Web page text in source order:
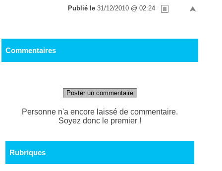
Publié le 31/12/2010 @ 02:24
Commentaires
Poster un commentaire
Personne n'a encore laissé de commentaire.
Soyez donc le premier !
Rubriques